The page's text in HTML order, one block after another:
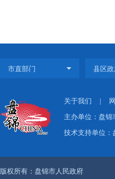
关于我们
主办单位：盘
技术支持单位：
版权所有：盘锦市人民政府